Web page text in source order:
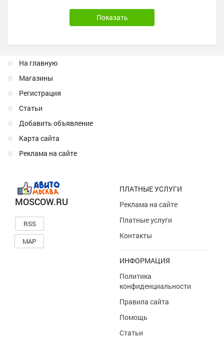
На главную
Магазины
Регистрация
Статьи
Добавить объявление
Карта сайта
Реклама на сайте
MOSCOW.RU
RSS
MAP
ПЛАТНЫЕ УСЛУГИ
Реклама на сайте
Платные услуги
Контакты
ИНФОРМАЦИЯ
Политика
конфиденциальности
Правила сайта
Помощь
Статьи